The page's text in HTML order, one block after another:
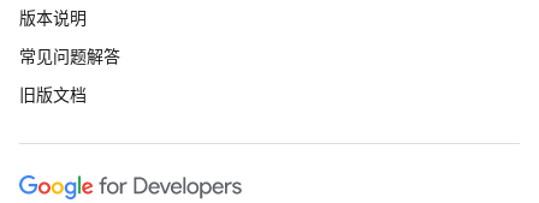
版本说明
常见问题解答
旧版文档